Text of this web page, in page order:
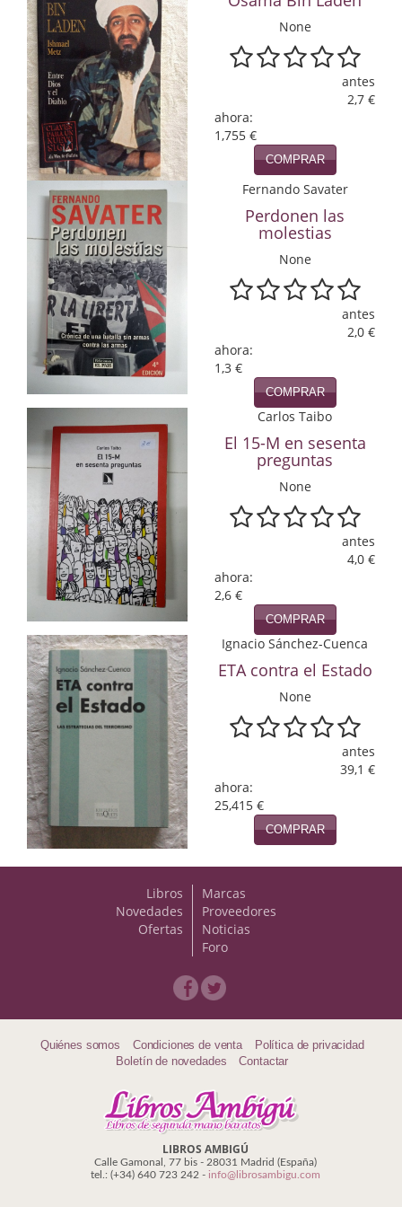
Economía
Enciclopedias
Ensayo
Ensayo literario
Filosofía
Física y Química
Física y química
Guerra Civil Española
Historia
historia
Infantil y juvenil
Infantil y juvenil. Nuevo!!
Infantil y juvenil. Nuevo!!!
Informática
Literatura fantástica
Literatura hispanoamericana
Mafia y espionaje
Matemáticas
Medicina
Música
Naturaleza
Novela Extranjera
Papás, Mamás, Bebés...
None
antes
2,7 €
ahora:
1,755 €
COMPRAR
Fernando Savater
Perdonen las
molestias
None
antes
2,0 €
ahora:
1,3 €
COMPRAR
Carlos Taibo
El 15-M en sesenta
preguntas
None
antes
4,0 €
ahora:
2,6 €
COMPRAR
Ignacio Sánchez-Cuenca
ETA contra el Estado
None
antes
39,1 €
ahora:
25,415 €
COMPRAR
Libros
Novedades
Ofertas
Marcas
Proveedores
Noticias
Foro
Quiénes somos Condiciones de venta
Política de privacidad
Boletín de novedades
Contactar
LIBROS AMBIGÚ
Calle Gamonal, 77 bis - 28031 Madrid (España)
tel.: (+34) 640 723 242 - info@librosambigu.com